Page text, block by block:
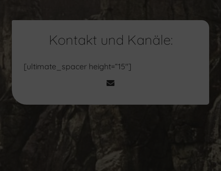
Kontakt und Kanäle:
[ultimate_spacer height=“15″]